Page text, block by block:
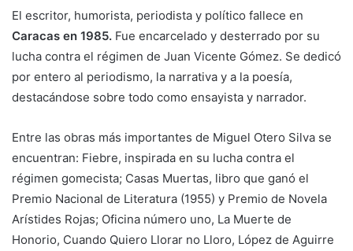
El escritor, humorista, periodista y político fallece en
Caracas en 1985. Fue encarcelado y desterrado por su
lucha contra el régimen de Juan Vicente Gómez. Se dedicó
por entero al periodismo, la narrativa y a la poesía,
destacándose sobre todo como ensayista y narrador.
Entre las obras más importantes de Miguel Otero Silva se
encuentran: Fiebre, inspirada en su lucha contra el
régimen gomecista; Casas Muertas, libro que ganó el
Premio Nacional de Literatura (1955) y Premio de Novela
Arístides Rojas; Oficina número uno, La Muerte de
Honorio, Cuando Quiero Llorar no Lloro, López de Aguirre